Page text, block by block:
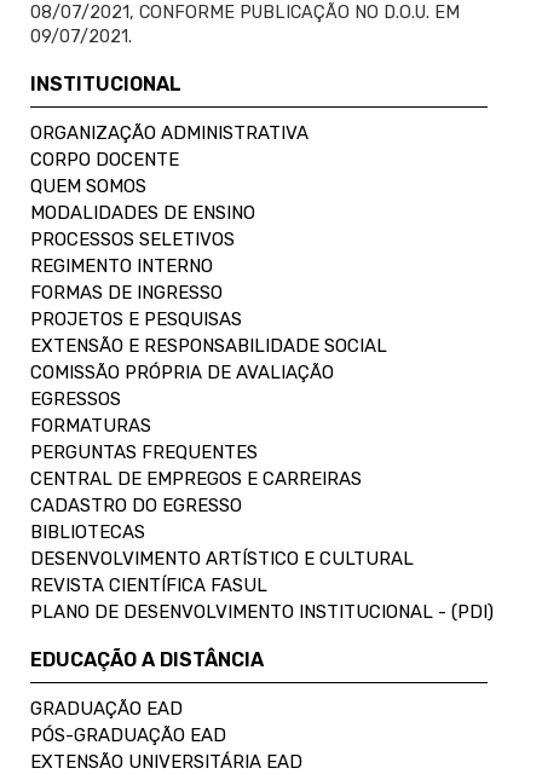
08/07/2021, CONFORME PUBLICAÇÃO NO D.O.U. EM
09/07/2021.
INSTITUCIONAL
ORGANIZAÇÃO ADMINISTRATIVA
CORPO DOCENTE
QUEM SOMOS
MODALIDADES DE ENSINO
PROCESSOS SELETIVOS
REGIMENTO INTERNO
FORMAS DE INGRESSO
PROJETOS E PESQUISAS
EXTENSÃO E RESPONSABILIDADE SOCIAL
COMISSÃO PRÓPRIA DE AVALIAÇÃO
EGRESSOS
FORMATURAS
PERGUNTAS FREQUENTES
CENTRAL DE EMPREGOS E CARREIRAS
CADASTRO DO EGRESSO
BIBLIOTECAS
DESENVOLVIMENTO ARTÍSTICO E CULTURAL
REVISTA CIENTÍFICA FASUL
PLANO DE DESENVOLVIMENTO INSTITUCIONAL - (PDI)
EDUCAÇÃO A DISTÂNCIA
GRADUAÇÃO EAD
PÓS-GRADUAÇÃO EAD
EXTENSÃO UNIVERSITÁRIA EAD